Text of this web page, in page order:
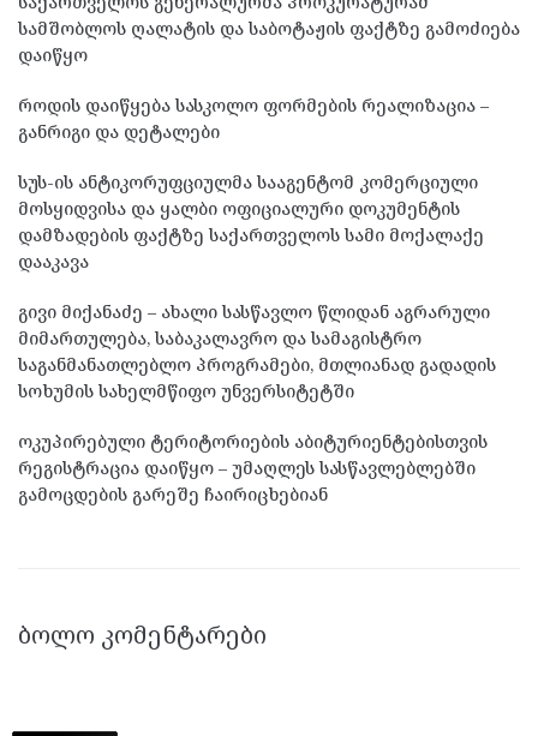
სამშობლოს ღალატის და საბოტაჟის ფაქტზე გამოძიება
დაიწყო
როდის დაიწყება სასკოლო ფორმების რეალიზაცია –
განრიგი და დეტალები
სუს-ის ანტიკორუფციულმა სააგენტომ კომერციული
მოსყიდვისა და ყალბი ოფიციალური დოკუმენტის
დამზადების ფაქტზე საქართველოს სამი მოქალაქე
დააკავა
გივი მიქანაძე – ახალი სასწავლო წლიდან აგრარული
მიმართულება, საბაკალავრო და სამაგისტრო
საგანმანათლებლო პროგრამები, მთლიანად გადადის
სოხუმის სახელმწიფო უნვერსიტეტში
ოკუპირებული ტერიტორიების აბიტურიენტებისთვის
რეგისტრაცია დაიწყო – უმაღლეს სასწავლებლებში
გამოცდების გარეშე ჩაირიცხებიან
ᲑᲝᲚᲝ ᲙᲝᲛᲔᲜᲢᲐᲠᲔᲑᲘ